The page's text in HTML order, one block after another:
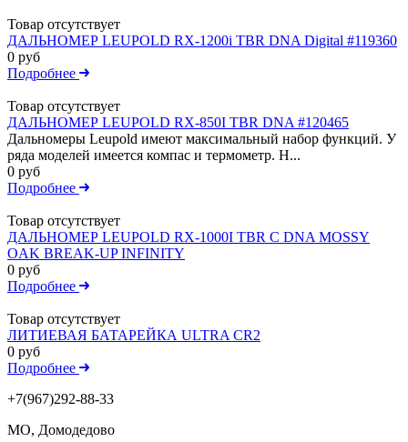
Товар отсутствует
ДАЛЬНОМЕР LEUPOLD RX-1200i TBR DNA Digital #119360
0 руб
Подробнее
Товар отсутствует
ДАЛЬНОМЕР LEUPOLD RX-850I TBR DNA #120465
Дальномеры Leupold имеют максимальный набор функций. У
ряда моделей имеется компас и термометр. Н...
0 руб
Подробнее
Товар отсутствует
ДАЛЬНОМЕР LEUPOLD RX-1000I TBR С DNA MOSSY
OAK BREAK-UP INFINITY
0 руб
Подробнее
Товар отсутствует
ЛИТИЕВАЯ БАТАРЕЙКА ULTRA CR2
0 руб
Подробнее
+7(967)292-88-33
МО, Домодедово